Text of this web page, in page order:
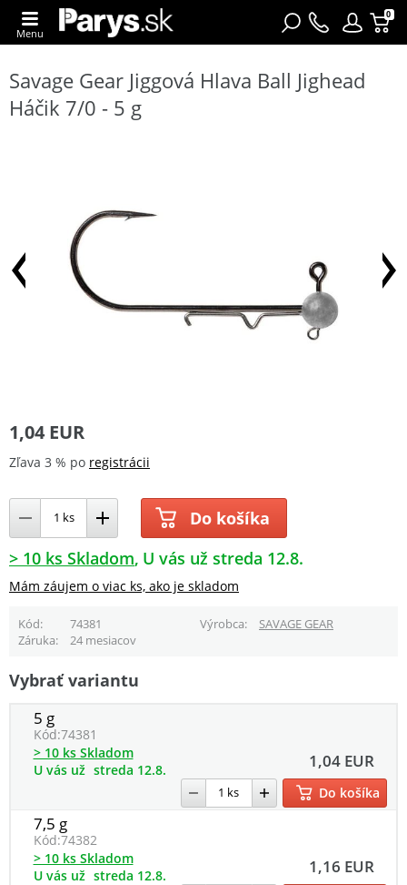
0
Menu
Savage Gear Jiggová Hlava Ball Jighead
Háčik 7/0 - 5 g
1,04 EUR
Zľava 3 % po registrácii
Do košíka
> 10 ks Skladom U vás už streda 12.8.
Mám záujem o viac ks, ako je skladom
Kód 74381 Výrobca
SAVAGE GEAR
Záruka
24 mesiacov
Vybrať variantu
5 g
Kód:74381
1,04 EUR
> 10 ks Skladom
U vás už streda 12.8.
Do košíka
7,5 g
Kód:74382
1,16 EUR
> 10 ks Skladom
U vás už streda 12.8.